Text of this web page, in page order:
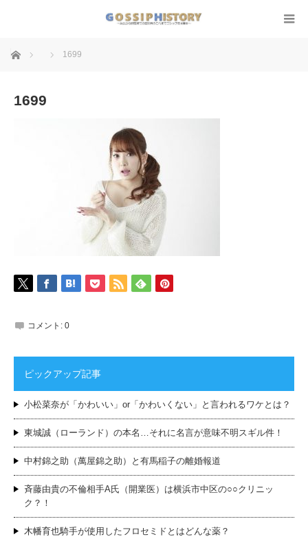
ホーム 1699
1699
コメント: 0
ピックアップ記事
小松菜奈が「かわいい」or「かわいくない」と言われるワケとは？
東城誠（ローランド）の本名…それに名言が意味不明スギル件！
中村錦之助（萬屋錦之助）と有馬稲子の離婚報道
斉藤由貴の不倫相手A氏（開業医）は横浜市中区の○○クリニッ
ク？！
木幡育也騎手が使用したフロセミドとはどんな薬？